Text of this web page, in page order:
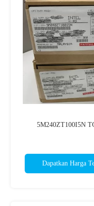
5M240ZT100I5N
Dapatkan Harga